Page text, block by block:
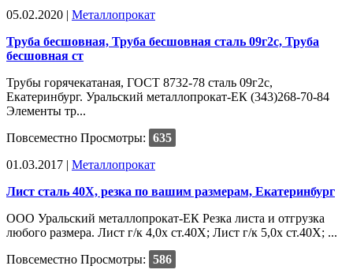
05.02.2020 | Металлопрокат
Труба бесшовная, Труба бесшовная сталь 09г2с, Труба
бесшовная ст
Трубы горячекатаная, ГОСТ 8732-78 сталь 09г2с,
Екатеринбург. Уральский металлопрокат-ЕК (343)268-70-84
Элементы тр...
Повсеместно Просмотры: 635
01.03.2017 | Металлопрокат
Лист сталь 40Х, резка по вашим размерам, Екатеринбург
ООО Уральский металлопрокат-ЕК Резка листа и отгрузка
любого размера. Лист г/к 4,0х ст.40Х; Лист г/к 5,0х ст.40Х; ...
Повсеместно Просмотры: 586